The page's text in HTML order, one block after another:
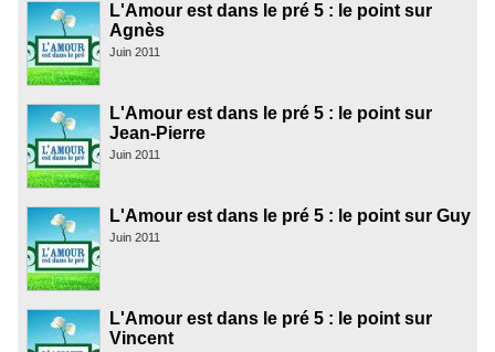
L'Amour est dans le pré 5 : le point sur
Agnès
Juin 2011
L'Amour est dans le pré 5 : le point sur
Jean-Pierre
Juin 2011
L'Amour est dans le pré 5 : le point sur Guy
Juin 2011
L'Amour est dans le pré 5 : le point sur
Vincent